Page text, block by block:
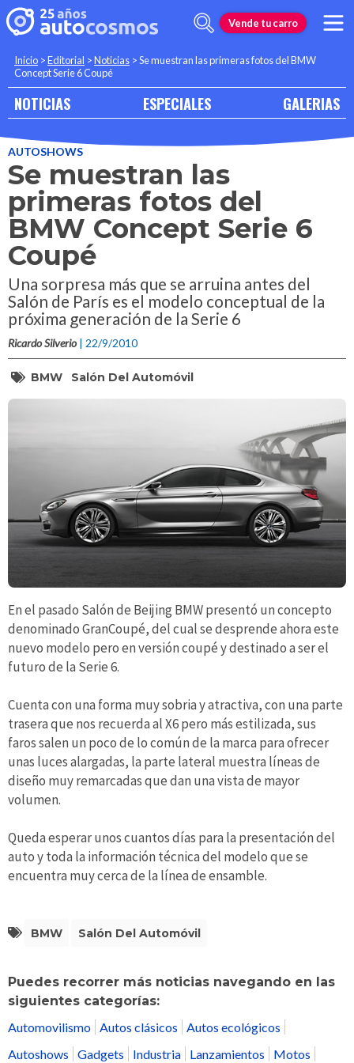
Vende tu carro
Inicio >Editorial >Noticias >Se muestran las primeras fotos del BMW
Concept Serie 6 Coupé
NOTICIAS ESPECIALES GALERIAS
AUTOSHOWS
Se muestran las
primeras fotos del
BMW Concept Serie 6
Coupé
Una sorpresa más que se arruina antes del
Salón de París es el modelo conceptual de la
próxima generación de la Serie 6
Ricardo Silverio | 22/9/2010
BMW Salón Del Automóvil
En el pasado Salón de Beijing BMW presentó un concepto
denominado GranCoupé, del cual se desprende ahora este
nuevo modelo pero en versión coupé y destinado a ser el
futuro de la Serie 6.
Cuenta con una forma muy sobria y atractiva, con una parte
trasera que nos recuerda al X6 pero más estilizada, sus
faros salen un poco de lo común de la marca para ofrecer
unas luces alargadas, la parte lateral muestra líneas de
diseño muy remarcadas que dan una vista de mayor
volumen.
Queda esperar unos cuantos días para la presentación del
auto y toda la información técnica del modelo que se
encuentra muy cerca de la línea de ensamble.
BMW Salón Del Automóvil
Puedes recorrer más noticias navegando en las
siguientes categorías:
Automovilismo Autos clásicos
Autos ecológicos
Autoshows
Gadgets Industria Lanzamientos Motos